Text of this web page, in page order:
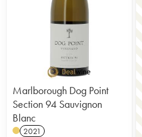
Marlborough Dog Point
Section 94 Sauvignon
Blanc
2021